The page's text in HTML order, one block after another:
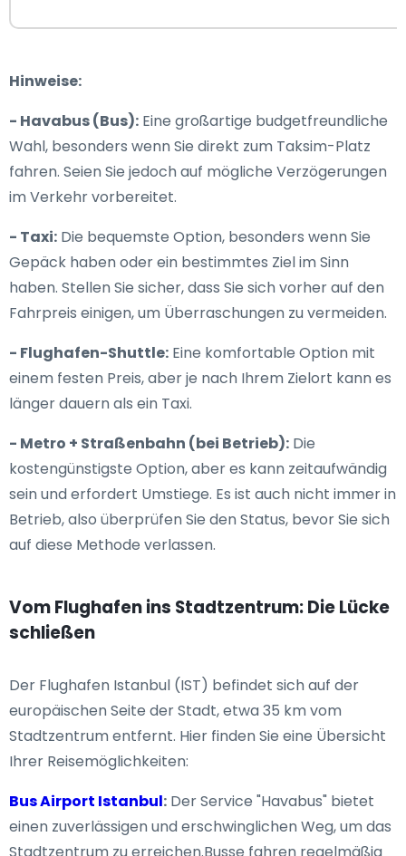
Hinweise:
- Havabus (Bus): Eine großartige budgetfreundliche
Wahl, besonders wenn Sie direkt zum Taksim-Platz
fahren. Seien Sie jedoch auf mögliche Verzögerungen
im Verkehr vorbereitet.
- Taxi: Die bequemste Option, besonders wenn Sie
Gepäck haben oder ein bestimmtes Ziel im Sinn
haben. Stellen Sie sicher, dass Sie sich vorher auf den
Fahrpreis einigen, um Überraschungen zu vermeiden.
- Flughafen-Shuttle: Eine komfortable Option mit
einem festen Preis, aber je nach Ihrem Zielort kann es
länger dauern als ein Taxi.
- Metro + Straßenbahn (bei Betrieb): Die
kostengünstigste Option, aber es kann zeitaufwändig
sein und erfordert Umstiege. Es ist auch nicht immer in
Betrieb, also überprüfen Sie den Status, bevor Sie sich
auf diese Methode verlassen.
Vom Flughafen ins Stadtzentrum: Die Lücke
schließen
Der Flughafen Istanbul (IST) befindet sich auf der
europäischen Seite der Stadt, etwa 35 km vom
Stadtzentrum entfernt. Hier finden Sie eine Übersicht
Ihrer Reisemöglichkeiten:
Bus Airport Istanbul: Der Service "Havabus" bietet
einen zuverlässigen und erschwinglichen Weg, um das